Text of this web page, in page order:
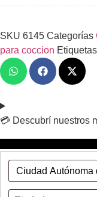
SKU 6145 Categorías
para coccion Etiquetas
💳 Descubrí nuestros